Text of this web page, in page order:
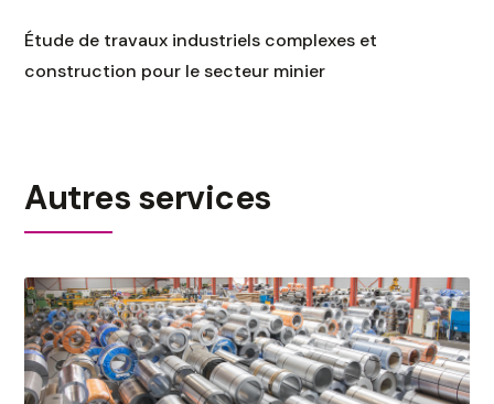
Étude de travaux industriels complexes et
construction pour le secteur minier
Autres services